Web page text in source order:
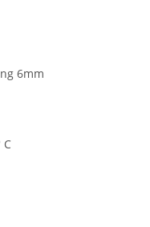
6mm
C